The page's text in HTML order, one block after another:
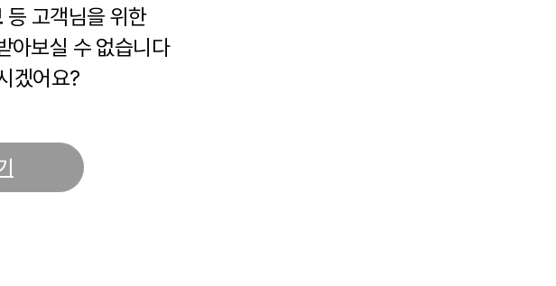
등 고객님을 위한
아보실 수 없습니다
겠어요?